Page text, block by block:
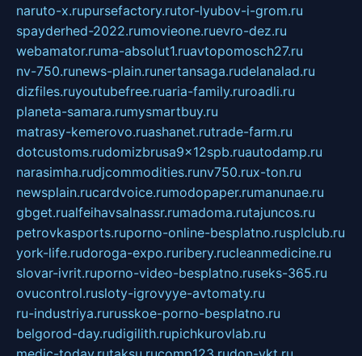
naruto-x.rupursefactory.rutor-lyubov-i-grom.ru
spayderhed-2022.rumovieone.ruevro-dez.ru
webamator.ruma-absolut1.ruavtopomosch27.ru
nv-750.runews-plain.runertansaga.rudelanalad.ru
dizfiles.ruyoutubefree.ruaria-family.ruroadli.ru
planeta-samara.rumysmartbuy.ru
matrasy-kemerovo.ruashanet.rutrade-farm.ru
dotcustoms.rudomizbrusa9x12spb.ruautodamp.ru
narasimha.rudjcommodities.runv750.rux-ton.ru
newsplain.rucardvoice.rumodopaper.rumanunae.ru
gbget.rualfeihavsalnassr.rumadoma.rutajuncos.ru
petrovkasports.ruporno-online-besplatno.rusplclub.ru
york-life.rudoroga-expo.ruribery.rucleanmedicine.ru
slovar-ivrit.ruporno-video-besplatno.ruseks-365.ru
ovucontrol.rusloty-igrovyye-avtomaty.ru
ru-industriya.rurusskoe-porno-besplatno.ru
belgorod-day.rudigilith.rupichkurovlab.ru